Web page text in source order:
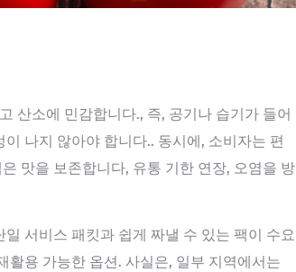
산소에 민감합니다., 즉, 공기나 습기가 들어
나지 않아야 합니다.. 동시에, 소비자는 편
맛을 보존합니다, 유통 기한 연장, 오염을 방
서비스 패킷과 쉽게 짜낼 수 있는 팩이 수요
활용 가능한 옵션. 사실은, 일부 지역에서는